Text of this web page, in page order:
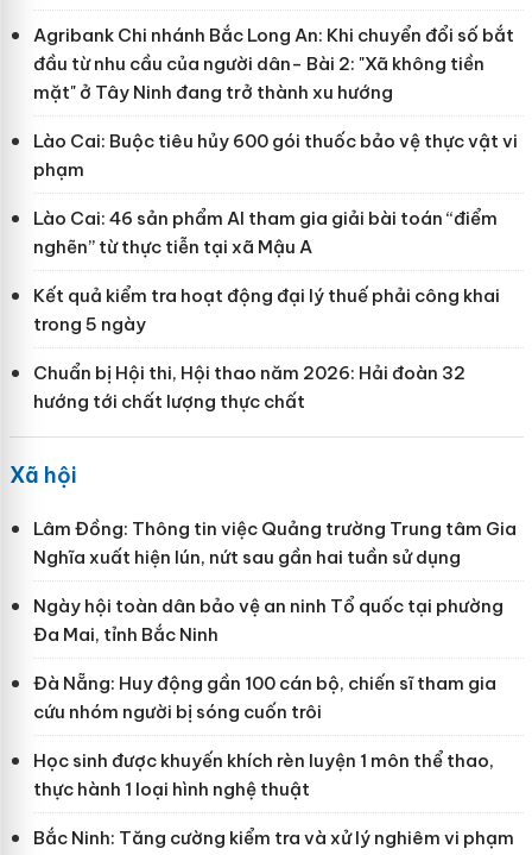
Agribank Chi nhánh Bắc Long An: Khi chuyển đổi số bắt
đầu từ nhu cầu của người dân- Bài 2: "Xã không tiền
mặt" ở Tây Ninh đang trở thành xu hướng
Lào Cai: Buộc tiêu hủy 600 gói thuốc bảo vệ thực vật vi
phạm
Lào Cai: 46 sản phẩm AI tham gia giải bài toán “điểm
nghẽn” từ thực tiễn tại xã Mậu A
Kết quả kiểm tra hoạt động đại lý thuế phải công khai
trong 5 ngày
Chuẩn bị Hội thi, Hội thao năm 2026: Hải đoàn 32
hướng tới chất lượng thực chất
Xã hội
Lâm Đồng: Thông tin việc Quảng trường Trung tâm Gia
Nghĩa xuất hiện lún, nứt sau gần hai tuần sử dụng
Ngày hội toàn dân bảo vệ an ninh Tổ quốc tại phường
Đa Mai, tỉnh Bắc Ninh
Đà Nẵng: Huy động gần 100 cán bộ, chiến sĩ tham gia
cứu nhóm người bị sóng cuốn trôi
Học sinh được khuyến khích rèn luyện 1 môn thể thao,
thực hành 1 loại hình nghệ thuật
Bắc Ninh: Tăng cường kiểm tra và xử lý nghiêm vi phạm